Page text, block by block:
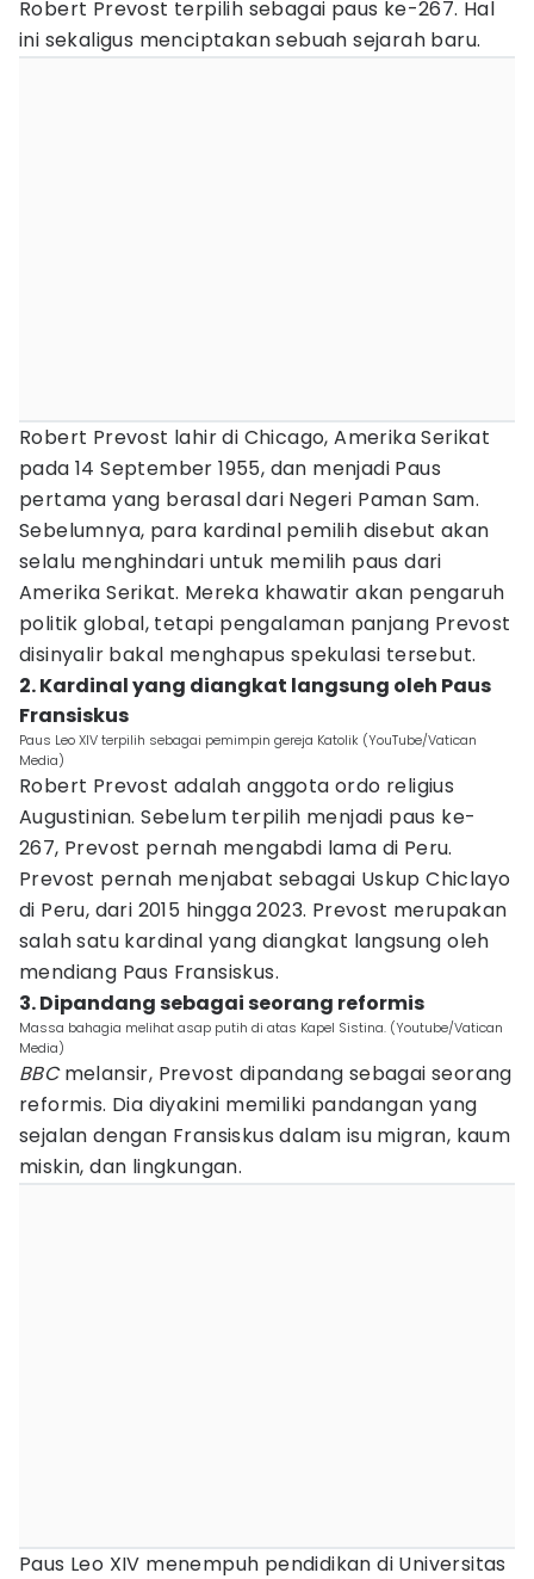
Robert Prevost terpilih sebagai paus ke-267. Hal
ini sekaligus menciptakan sebuah sejarah baru.
Robert Prevost lahir di Chicago, Amerika Serikat
pada 14 September 1955, dan menjadi Paus
pertama yang berasal dari Negeri Paman Sam.
Sebelumnya, para kardinal pemilih disebut akan
selalu menghindari untuk memilih paus dari
Amerika Serikat. Mereka khawatir akan pengaruh
politik global, tetapi pengalaman panjang Prevost
disinyalir bakal menghapus spekulasi tersebut.
2. Kardinal yang diangkat langsung oleh Paus
Fransiskus
Paus Leo XIV terpilih sebagai pemimpin gereja Katolik (YouTube/Vatican
Media)
Robert Prevost adalah anggota ordo religius
Augustinian. Sebelum terpilih menjadi paus ke-
267, Prevost pernah mengabdi lama di Peru.
Prevost pernah menjabat sebagai Uskup Chiclayo
di Peru, dari 2015 hingga 2023. Prevost merupakan
salah satu kardinal yang diangkat langsung oleh
mendiang Paus Fransiskus.
3. Dipandang sebagai seorang reformis
Massa bahagia melihat asap putih di atas Kapel Sistina. (Youtube/Vatican
Media)
BBCmelansir, Prevost dipandang sebagai seorang
reformis. Dia diyakini memiliki pandangan yang
sejalan dengan Fransiskus dalam isu migran, kaum
miskin, dan lingkungan.
Paus Leo XIV menempuh pendidikan di Universitas